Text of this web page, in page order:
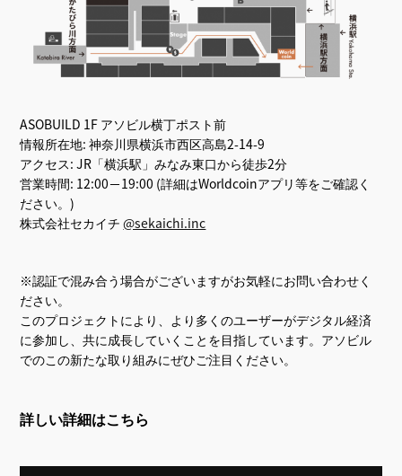
ASOBUILD​ 1F アソビル横丁ポスト前
情報所在地: 神奈川県横浜市西区高島2-14-9
アクセス: JR「横浜駅」みなみ東口から徒歩2分
営業時間: 12:00−19:00 (詳細はWorldcoinアプリ等をご確認く
ださい。)
株式会社セカイチ@sekaichi.inc
※認証で混み合う場合がございますがお気軽にお問い合わせく
ださい。
このプロジェクトにより、より多くのユーザーがデジタル経済
に参加し、共に成長していくことを目指しています。アソビル
でのこの新たな取り組みにぜひご注目ください。
詳しい詳細はこちら